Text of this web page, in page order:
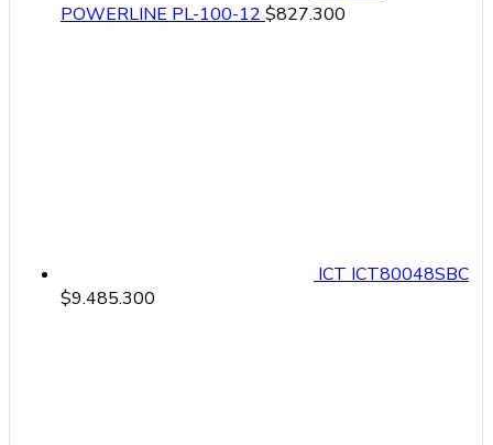
POWERLINE PL-100-12 $827.300
ICT ICT80048SBC
$9.485.300